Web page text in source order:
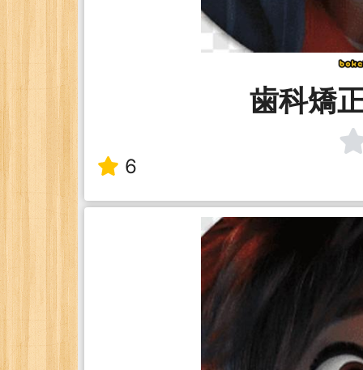
歯科矯
6